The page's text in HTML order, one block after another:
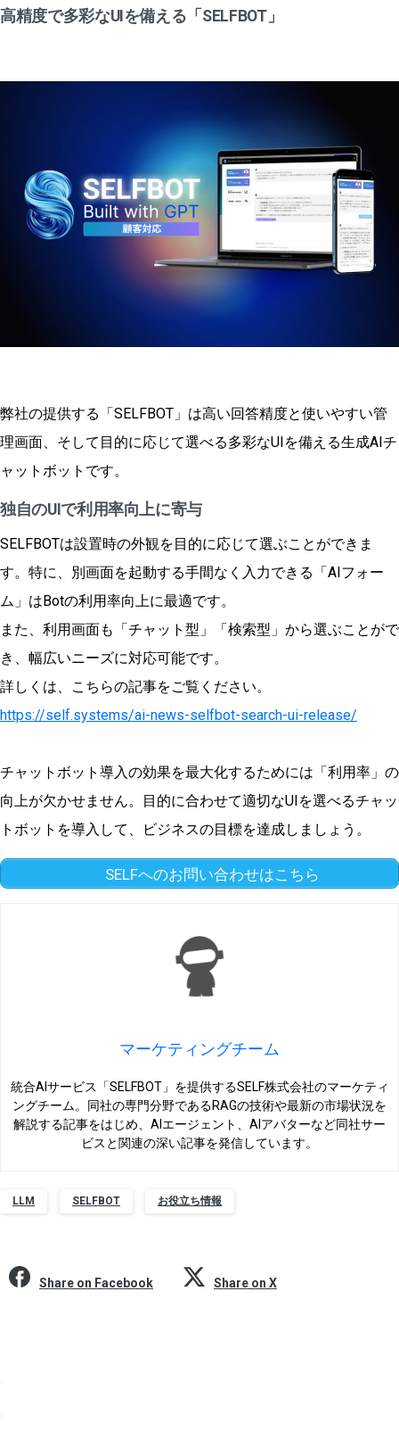
高精度で多彩なUIを備える「SELFBOT」
弊社の提供する「SELFBOT」は高い回答精度と使いやすい管
理画面、そして目的に応じて選べる多彩なUIを備える生成AIチ
ャットボットです。
独自のUIで利用率向上に寄与
SELFBOTは設置時の外観を目的に応じて選ぶことができま
す。特に、別画面を起動する手間なく入力できる「AIフォー
ム」はBotの利用率向上に最適です。
また、利用画面も「チャット型」「検索型」から選ぶことがで
き、幅広いニーズに対応可能です。
詳しくは、こちらの記事をご覧ください。
https://self.systems/ai-news-selfbot-search-ui-release/
チャットボット導入の効果を最大化するためには「利用率」の
向上が欠かせません。目的に合わせて適切なUIを選べるチャッ
トボットを導入して、ビジネスの目標を達成しましょう。
SELFへのお問い合わせはこちら
マーケティングチーム
統合AIサービス「SELFBOT」を提供するSELF株式会社のマーケティ
ングチーム。同社の専門分野であるRAGの技術や最新の市場状況を
解説する記事をはじめ、AIエージェント、AIアバターなど同社サー
ビスと関連の深い記事を発信しています。
LLM SELFBOT お役立ち情報
Share on Facebook Share on X